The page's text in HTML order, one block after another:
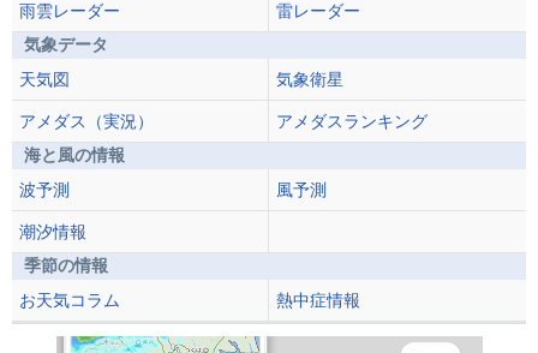
雨雲レーダー
雷レーダー
気象データ
天気図
気象衛星
アメダス（実況）
アメダスランキング
海と風の情報
波予測
風予測
潮汐情報
季節の情報
お天気コラム
熱中症情報